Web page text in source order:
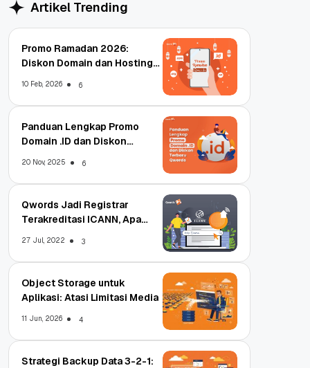
Artikel Trending
Promo Ramadan 2026:
Diskon Domain dan Hosting
10 Feb, 2026 6
Panduan Lengkap Promo
Domain .ID dan Diskon
20 Nov, 2025 6
Qwords Jadi Registrar
Terakreditasi ICANN, Apa
27 Jul, 2022 3
Object Storage untuk
Aplikasi: Atasi Limitasi Media
11 Jun, 2026 4
Strategi Backup Data 3-2-1: